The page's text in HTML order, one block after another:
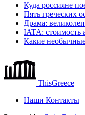
Куда россияне
Пять греческих
Драма:
IATA: стоимость
Какие
ThisGreece
Наши Контакты